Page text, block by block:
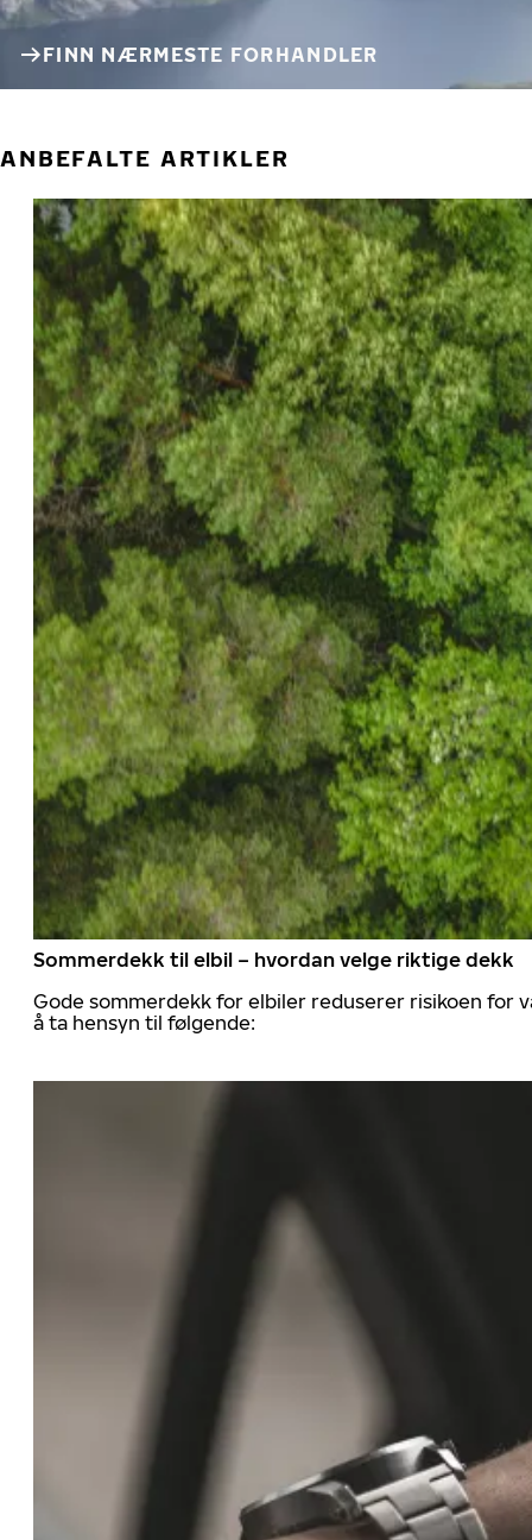
FINN NÆRMESTE FORHANDLER
ANBEFALTE ARTIKLER
Sommerdekk til elbil – hvordan velge riktige dekk
Gode sommerdekk for elbiler reduserer risikoen for
å ta hensyn til følgende: